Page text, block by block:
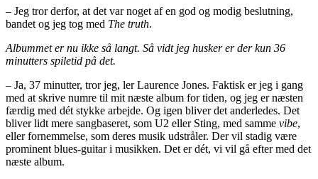
– Jeg tror derfor, at det var noget af en god og modig beslutning,
bandet og jeg tog med The truth.
Albummet er nu ikke så langt. Så vidt jeg husker er der kun 36
minutters spiletid på det.
– Ja, 37 minutter, tror jeg, ler Laurence Jones. Faktisk er jeg i gang
med at skrive numre til mit næste album for tiden, og jeg er næsten
færdig med dét stykke arbejde. Og igen bliver det anderledes. Det
bliver lidt mere sangbaseret, som U2 eller Sting, med samme vibe,
eller fornemmelse, som deres musik udstråler. Der vil stadig være
prominent blues-guitar i musikken. Det er dét, vi vil gå efter med det
næste album.